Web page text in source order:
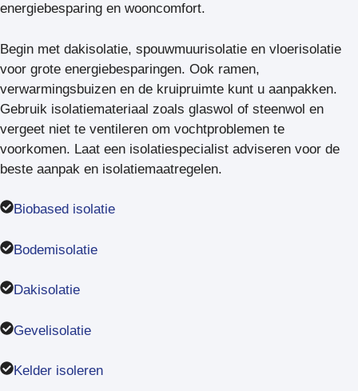
energiebesparing en wooncomfort.
Begin met dakisolatie, spouwmuurisolatie en vloerisolatie
voor grote energiebesparingen. Ook ramen,
verwarmingsbuizen en de kruipruimte kunt u aanpakken.
Gebruik isolatiemateriaal zoals glaswol of steenwol en
vergeet niet te ventileren om vochtproblemen te
voorkomen. Laat een isolatiespecialist adviseren voor de
beste aanpak en isolatiemaatregelen.
Biobased isolatie
Bodemisolatie
Dakisolatie
Gevelisolatie
Kelder isoleren